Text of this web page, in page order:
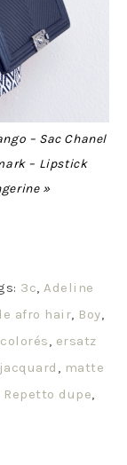
– Sac Chanel
– Lipstick
»
3c,Adeline
afro hair, Boy,
, ersatz
, matte
Repetto dupe,